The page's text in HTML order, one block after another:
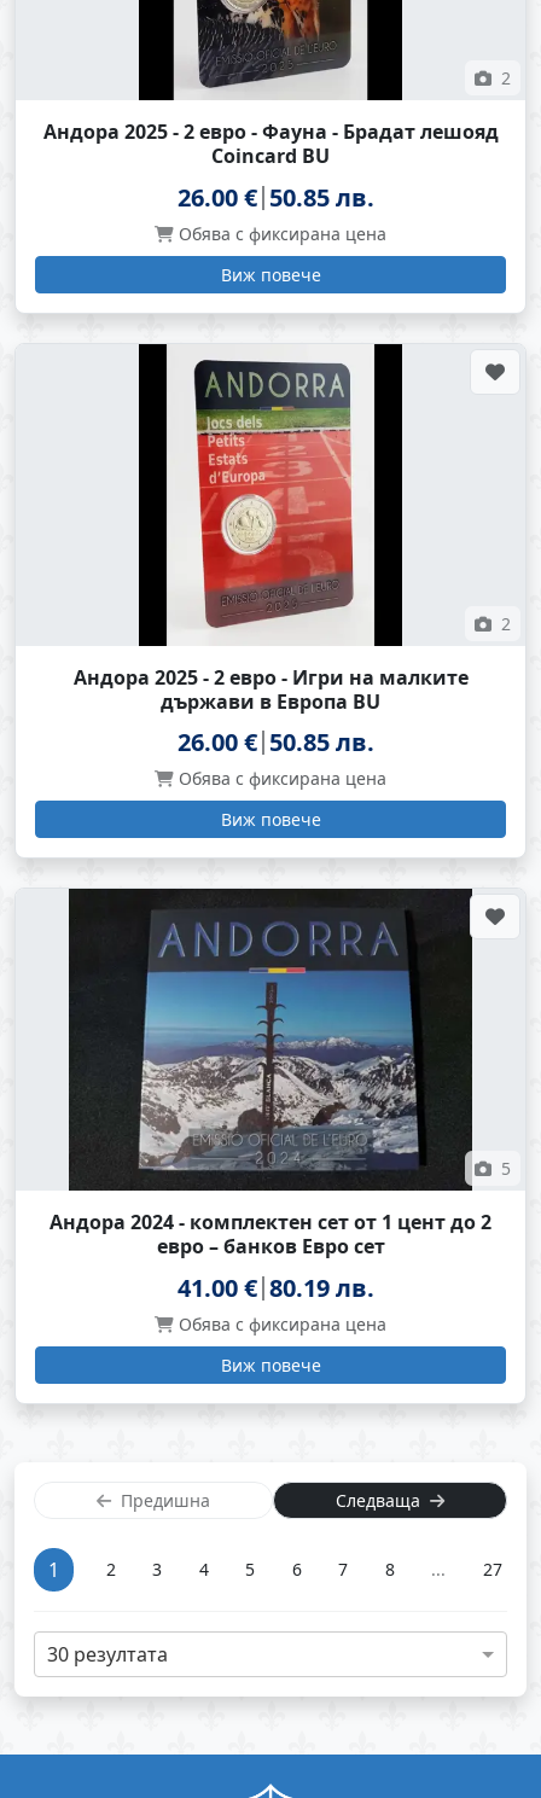
2
Андора 2025 - 2 евро - Фауна - Брадат лешояд
Coincard BU
26.00 € 50.85 лв.
Обява с фиксирана цена
Виж повече
2
Андора 2025 - 2 евро - Игри на малките
държави в Европа BU
26.00 € 50.85 лв.
Обява с фиксирана цена
Виж повече
5
Андора 2024 - комплектен сет от 1 цент до 2
евро – банков Евро сет
41.00 € 80.19 лв.
Обява с фиксирана цена
Виж повече
Предишна Следваща
1 2 3 4 5 6 7 8 ... 27
30 резултата